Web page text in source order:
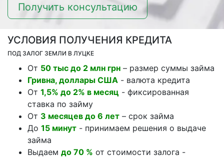
Получить консультацию
УСЛОВИЯ ПОЛУЧЕНИЯ КРЕДИТА
ПОД ЗАЛОГ ЗЕМЛИ В ЛУЦКЕ
От 50 тыс до 2 млн грн – размер суммы займа
Гривна, доллары США - валюта кредита
От 1,5% до 2% в месяц - фиксированная
ставка по займу
От 3 месяцев до 6 лет – срок займа
До 15 минут - принимаем решения о выдаче
займа
Выдаем до 70 % от стоимости залога -